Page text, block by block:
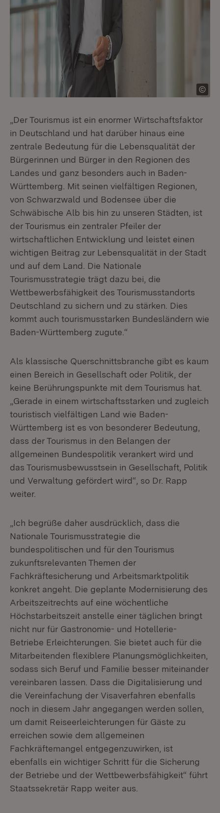
„Der Tourismus ist ein enormer Wirtschaftsfaktor
in Deutschland und hat darüber hinaus eine
zentrale Bedeutung für die Lebensqualität der
Bürgerinnen und Bürger in den Regionen des
Landes und ganz besonders auch in Baden-
Württemberg. Mit seinen vielfältigen Regionen,
von Schwarzwald und Bodensee über die
Schwäbische Alb bis hin zu unseren Städten, ist
der Tourismus ein zentraler Pfeiler der
wirtschaftlichen Entwicklung und leistet einen
wichtigen Beitrag zur Lebensqualität in der Stadt
und auf dem Land. Die Nationale
Tourismusstrategie trägt dazu bei, die
Wettbewerbsfähigkeit des Tourismusstandorts
Deutschland zu sichern und zu stärken. Dies
kommt auch tourismusstarken Bundesländern wie
Baden-Württemberg zugute.“
Als klassische Querschnittsbranche gibt es kaum
einen Bereich in Gesellschaft oder Politik, der
keine Berührungspunkte mit dem Tourismus hat.
„Gerade in einem wirtschaftsstarken und zugleich
touristisch vielfältigen Land wie Baden-
Württemberg ist es von besonderer Bedeutung,
dass der Tourismus in den Belangen der
allgemeinen Bundespolitik verankert wird und
das Tourismusbewusstsein in Gesellschaft, Politik
und Verwaltung gefördert wird“, so Dr. Rapp
weiter.
„Ich begrüße daher ausdrücklich, dass die
Nationale Tourismusstrategie die
bundespolitischen und für den Tourismus
zukunftsrelevanten Themen der
Fachkräftesicherung und Arbeitsmarktpolitik
konkret angeht. Die geplante Modernisierung des
Arbeitszeitrechts auf eine wöchentliche
Höchstarbeitszeit anstelle einer täglichen bringt
nicht nur für Gastronomie- und Hotellerie-
Betriebe Erleichterungen. Sie bietet auch für die
Mitarbeitenden flexiblere Planungsmöglichkeiten,
sodass sich Beruf und Familie besser miteinander
vereinbaren lassen. Dass die Digitalisierung und
die Vereinfachung der Visaverfahren ebenfalls
noch in diesem Jahr angegangen werden sollen,
um damit Reiseerleichterungen für Gäste zu
erreichen sowie dem allgemeinen
Fachkräftemangel entgegenzuwirken, ist
ebenfalls ein wichtiger Schritt für die Sicherung
der Betriebe und der Wettbewerbsfähigkeit“ führt
Staatssekretär Rapp weiter aus.